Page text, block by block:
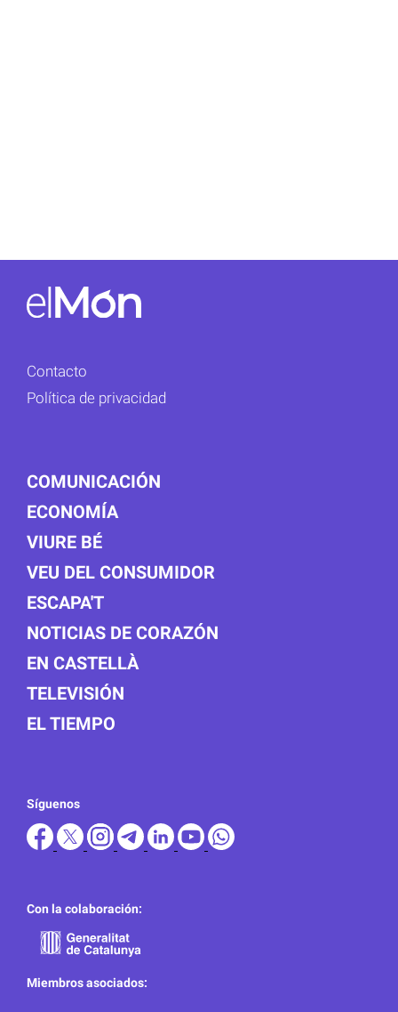
Contacto
Política de privacidad
COMUNICACIÓN
ECONOMÍA
VIURE BÉ
VEU DEL CONSUMIDOR
ESCAPA'T
NOTICIAS DE CORAZÓN
EN CASTELLÀ
TELEVISIÓN
EL TIEMPO
Síguenos
Con la colaboración:
Miembros asociados: